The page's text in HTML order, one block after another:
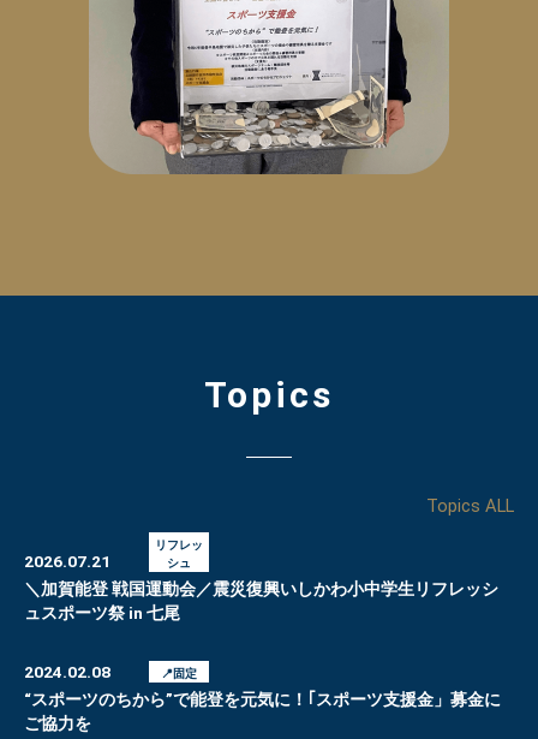
Topics
Topics ALL
2026.07.21
リフレッ
シュ
＼加賀能登 戦国運動会／震災復興いしかわ小中学生リフレッシ
ュスポーツ祭 in 七尾
2024.02.08 📍固定
“スポーツのちから”で能登を元気に！｢スポーツ支援金」募金に
ご協力を